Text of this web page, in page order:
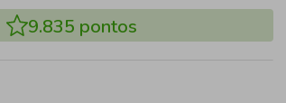
9.835 pontos